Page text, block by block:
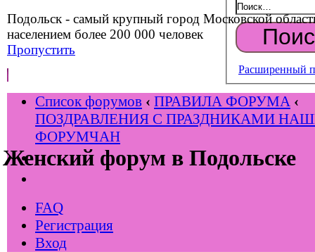
Подольск - самый крупный город Московской
населением более 200 000 человек
Пропустить
Женский форум в Подольске
Расширенный
Список форумов ‹ ПРАВИЛА ФОРУМА ‹
ПОЗДРАВЛЕНИЯ С ПРАЗДНИКАМИ
ФОРУМЧАН
FAQ
Регистрация
Вход